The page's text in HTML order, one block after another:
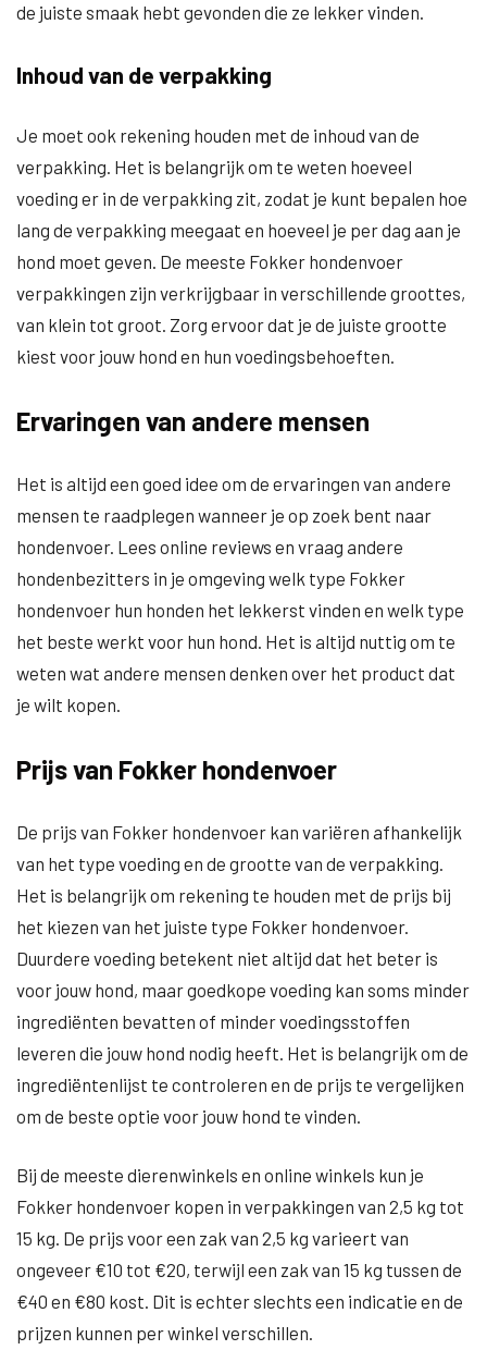
de juiste smaak hebt gevonden die ze lekker vinden.
Inhoud van de verpakking
Je moet ook rekening houden met de inhoud van de
verpakking. Het is belangrijk om te weten hoeveel
voeding er in de verpakking zit, zodat je kunt bepalen hoe
lang de verpakking meegaat en hoeveel je per dag aan je
hond moet geven. De meeste Fokker hondenvoer
verpakkingen zijn verkrijgbaar in verschillende groottes,
van klein tot groot. Zorg ervoor dat je de juiste grootte
kiest voor jouw hond en hun voedingsbehoeften.
Ervaringen van andere mensen
Het is altijd een goed idee om de ervaringen van andere
mensen te raadplegen wanneer je op zoek bent naar
hondenvoer. Lees online reviews en vraag andere
hondenbezitters in je omgeving welk type Fokker
hondenvoer hun honden het lekkerst vinden en welk type
het beste werkt voor hun hond. Het is altijd nuttig om te
weten wat andere mensen denken over het product dat
je wilt kopen.
Prijs van Fokker hondenvoer
De prijs van Fokker hondenvoer kan variëren afhankelijk
van het type voeding en de grootte van de verpakking.
Het is belangrijk om rekening te houden met de prijs bij
het kiezen van het juiste type Fokker hondenvoer.
Duurdere voeding betekent niet altijd dat het beter is
voor jouw hond, maar goedkope voeding kan soms minder
ingrediënten bevatten of minder voedingsstoffen
leveren die jouw hond nodig heeft. Het is belangrijk om de
ingrediëntenlijst te controleren en de prijs te vergelijken
om de beste optie voor jouw hond te vinden.
Bij de meeste dierenwinkels en online winkels kun je
Fokker hondenvoer kopen in verpakkingen van 2,5 kg tot
15 kg. De prijs voor een zak van 2,5 kg varieert van
ongeveer €10 tot €20, terwijl een zak van 15 kg tussen de
€40 en €80 kost. Dit is echter slechts een indicatie en de
prijzen kunnen per winkel verschillen.